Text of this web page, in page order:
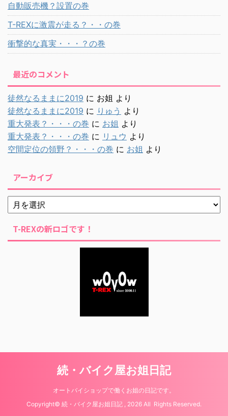
自動販売機？設置の巻
T-REXに激震が走る？・・の巻
衝撃的な真実・・・？の巻
最近のコメント
徒然なるままに2019 に お姐 より
徒然なるままに2019 に りゅう より
重大発表？・・・の巻 に お姐 より
重大発表？・・・の巻 に リュウ より
空間定位の領野？・・・の巻 に お姐 より
アーカイブ
T-REXの新ロゴです！
続・バイク屋お姐日記
オートバイショップで働くお姐の日記です。
Copyright© 続・バイク屋お姐日記 , 2026 All Rights Reserved.